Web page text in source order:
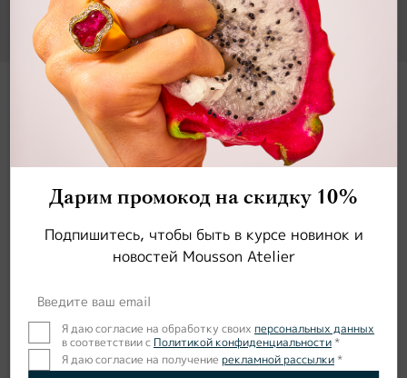
70/8/1
ТАНЗАНИТ, КРУГ, 2 ШТ / 9,83 КАРАТ,
ТАНЗАНИЯ
Размер: 10 мм
Обсудить дизайн
Дарим промокод на скидку 10%
Подпишитесь, чтобы быть в курсе новинок и
новостей Mousson Atelier
Я даю согласие на обработку своих персональных данных
в соответствии с Политикой конфиденциальности *
Я даю согласие на получение рекламной рассылки *